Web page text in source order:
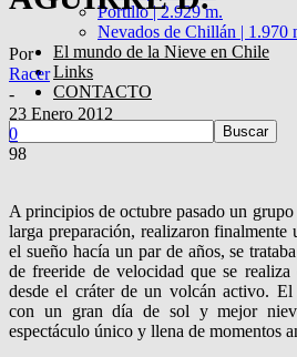
Portillo | 2.929 m.
Nevados de Chillán | 1.970
El mundo de la Nieve en Chile
Links
CONTACTO
Por
Racer
-
23 Enero 2012
0
98
A principios de octubre pasado un grupo
larga preparación, realizaron finalmente
el sueño hacía un par de años, se
de freeride de velocidad que se
desde el cráter de un volcán activo.
con un gran día de sol y mejor
espectáculo único y llena de momentos